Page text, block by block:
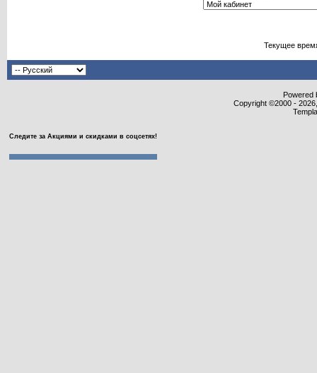
Текущее
Powered
Copyright ©2000 -
Следите за Акциями и скидками в соцсетях!